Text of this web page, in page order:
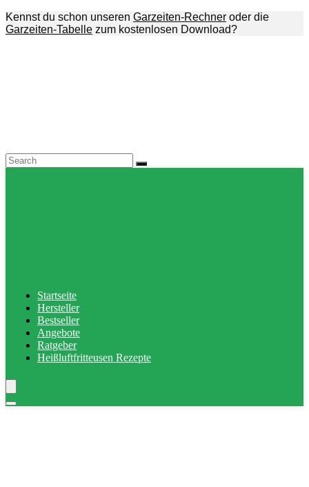
Kennst du schon unseren Garzeiten-Rechner oder die
Garzeiten-Tabelle zum kostenlosen Download?
Startseite
Hersteller
Bestseller
Angebote
Ratgeber
Heißluftfritteusen Rezepte